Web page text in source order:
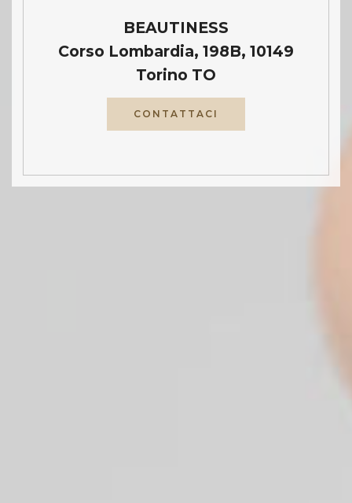
BEAUTINESS
Corso Lombardia, 198B, 10149
Torino TO
CONTATTACI